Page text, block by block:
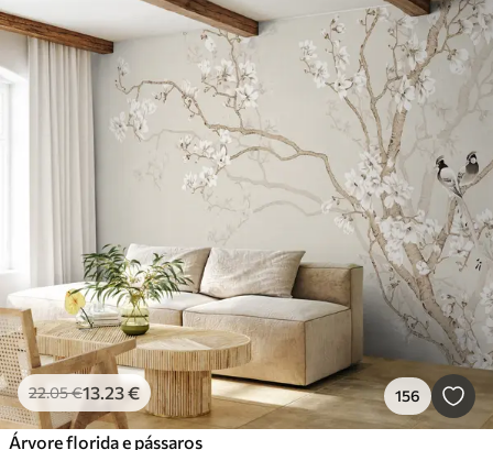
22.05€13.23€ 156
Árvore florida e pássaros